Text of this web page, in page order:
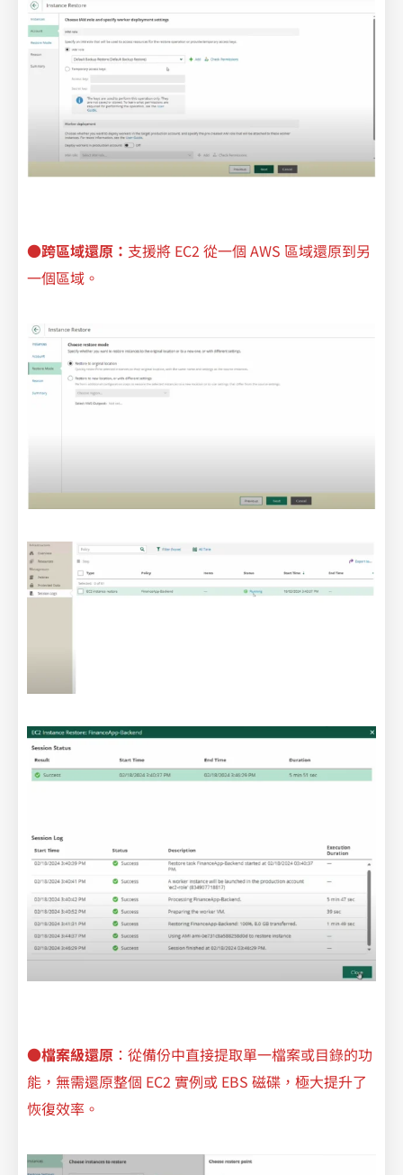
●跨區域還原： 支援將 EC2 從一個 AWS 區域還原到另
一個區域。
●檔案級還原 ：從備份中直接提取單一檔案或目錄的功
能，無需還原整個 EC2 實例或 EBS 磁碟，極大提升了
恢復效率。